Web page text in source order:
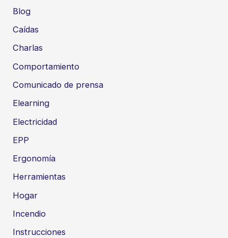
Blog
Caídas
Charlas
Comportamiento
Comunicado de prensa
Elearning
Electricidad
EPP
Ergonomía
Herramientas
Hogar
Incendio
Instrucciones